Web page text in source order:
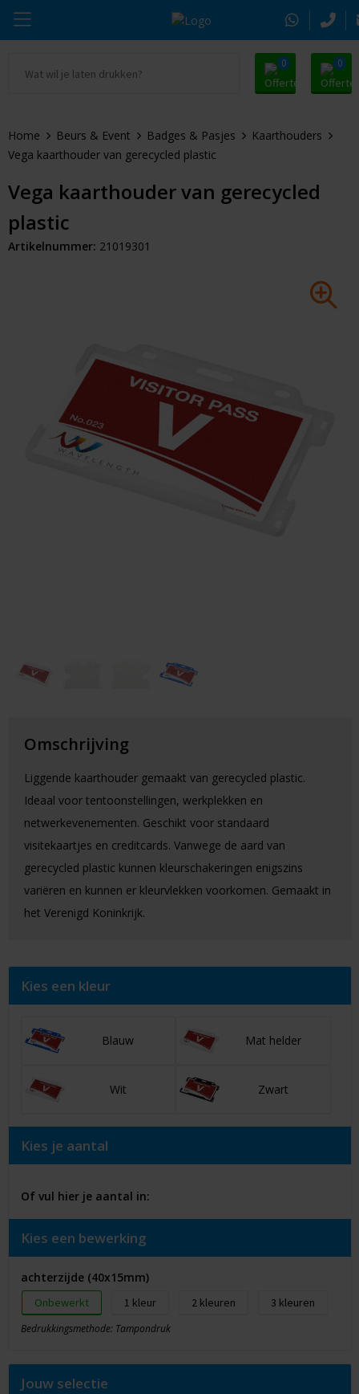
0 0
Drinkwaren
Tassen & Reizen
Huis & Lifestyle
Outdoor & Vrije Tijd
Auto & Veiligheid
Alle promosnoepje
Zomer
Kerst
Thule
Alle merken
Home Beurs & Event Badges & Pasjes
Kaarthouders
Vega kaarthouder van gerecycled plastic
Vega kaarthouder van gerecycled
plastic
Artikelnummer: 21019301
Omschrijving
Liggende kaarthouder gemaakt van gerecycled plastic.
Ideaal voor tentoonstellingen, werkplekken en
netwerkevenementen. Geschikt voor standaard
visitekaartjes en creditcards. Vanwege de aard van
gerecycled plastic kunnen kleurschakeringen enigszins
variëren en kunnen er kleurvlekken voorkomen. Gemaakt in
het Verenigd Koninkrijk.
Kies een kleur
Blauw Mat helder
Wit Zwart
Kies je aantal
Of vul hier je aantal in:
Kies een bewerking
achterzijde (40x15mm)
Onbewerkt 1 2 3
Bedrukkingsmethode: Tampondruk
Jouw selectie